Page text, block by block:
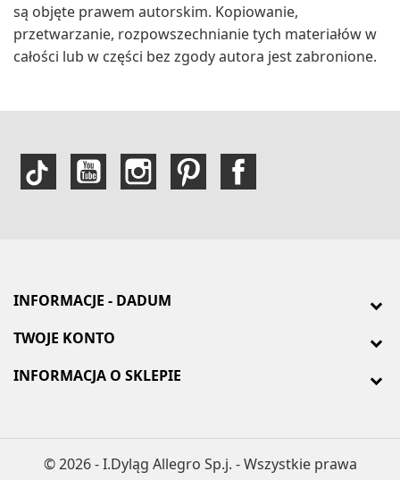
są objęte prawem autorskim. Kopiowanie,
przetwarzanie, rozpowszechnianie tych materiałów w
całości lub w części bez zgody autora jest zabronione.
INFORMACJE - DADUM
TWOJE KONTO
INFORMACJA O SKLEPIE
© 2026 - I.Dyląg Allegro Sp.j. - Wszystkie prawa